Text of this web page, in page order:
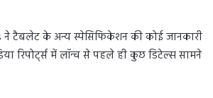
टैबलेट के अन्य स्पेसिफिकेशन की कोई जानकारी
रिपोर्ट्स में लॉन्च से पहले ही कुछ डिटेल्स सामने